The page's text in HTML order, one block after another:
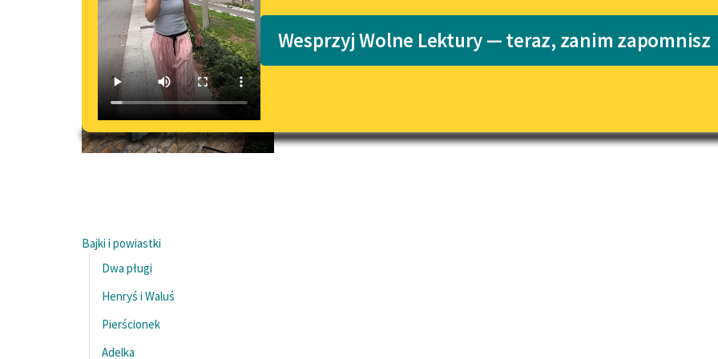
niepełnosprawnościami
Katalog
Katalog w
Wesprzyj Wolne Lektury — teraz, zanim zapomnisz
Bajki i powiastki
Dwa pługi
Henryś i Waluś
Pierścionek
Adelka